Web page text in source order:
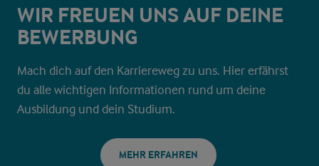
WIR FREUEN UNS AUF DEINE
BEWERBUNG
Mach dich auf den Karriereweg zu uns. Hier erfährst
du alle wichtigen Informationen rund um deine
Ausbildung und dein Studium.
MEHR ERFAHREN